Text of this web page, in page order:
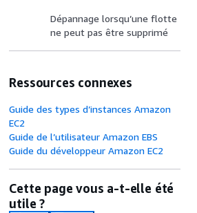
Dépannage lorsqu’une flotte
ne peut pas être supprimé
Ressources connexes
Guide des types d’instances Amazon
EC2
Guide de l’utilisateur Amazon EBS
Guide du développeur Amazon EC2
Cette page vous a-t-elle été
utile ?